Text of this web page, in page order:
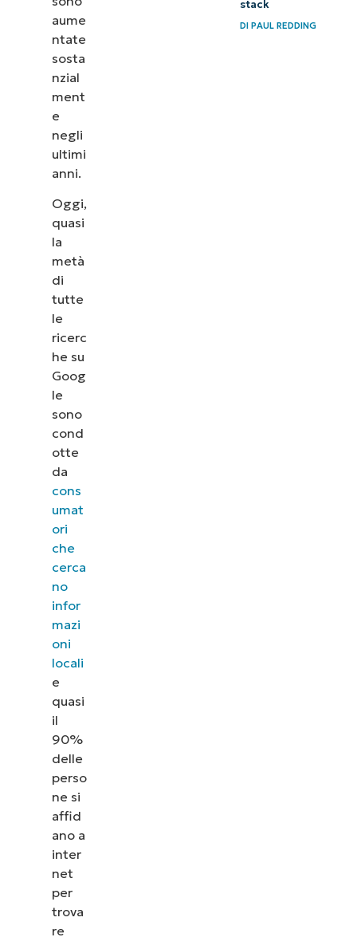
aume
ntate
sosta
nzial
ment
e
negli
ultimi
anni.
Oggi,
quasi
la
metà
di
tutte
le
ricerc
he su
Goog
le
sono
cond
otte
da
cons
umat
ori
che
cerca
no
infor
mazi
oni
locali
e
quasi
il
90%
delle
perso
ne si
affid
ano a
inter
net
per
trova
re
stack
DIPAUL REDDING